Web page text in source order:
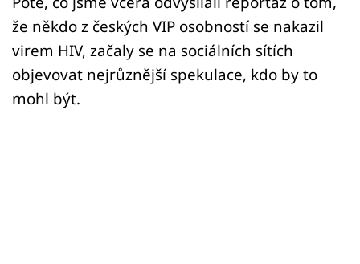
Sledujte nás
že někdo z českých VIP osobností se nakazil
virem HIV, začaly se na sociálních sítích
objevovat nejrůznější spekulace, kdo by to
mohl být.